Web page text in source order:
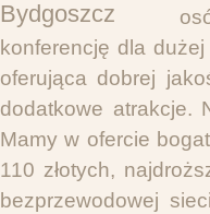
projektowanie stron www
konferencję dla
oferująca dobrej
dodatkowe atrakcje.
Mamy w ofercie
110 złotych,
bezprzewodowej